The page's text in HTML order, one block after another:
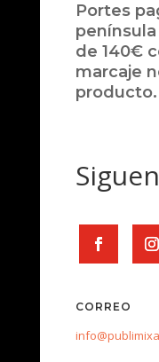
Portes
de 140€
marcaje
producto.
CORREO